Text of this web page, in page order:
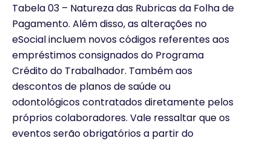
Tabela 03 – Natureza das Rubricas da Folha de
Pagamento. Além disso, as alterações no
eSocial incluem novos códigos referentes aos
empréstimos consignados do Programa
Crédito do Trabalhador. Também aos
descontos de planos de saúde ou
odontológicos contratados diretamente pelos
próprios colaboradores. Vale ressaltar que os
eventos serão obrigatórios a partir do